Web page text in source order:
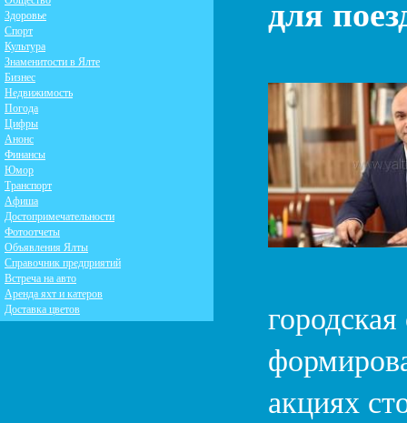
для
акциях
Здоровье
Спорт
Культура
Знаменитости в Ялте
Бизнес
Недвижимость
Погода
Цифры
Анонс
Финансы
Юмор
Транспорт
Афиша
Достопримечательности
Фотоотчеты
Объявления Ялты
Справочник предприятий
Встреча на авто
Аренда яхт и катеров
Доставка цветов